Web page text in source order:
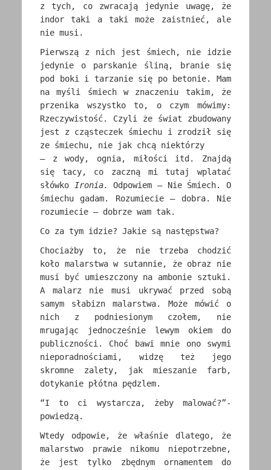
z tych, co zwracają jedynie uwagę, że
indor taki a taki może zaistnieć, ale
nie musi.
Pierwszą z nich jest śmiech, nie idzie
jedynie o parskanie śliną, branie się
pod boki i tarzanie się po betonie. Mam
na myśli śmiech w znaczeniu takim, że
przenika wszystko to, o czym mówimy:
Rzeczywistość. Czyli że świat zbudowany
jest z cząsteczek śmiechu i zrodził się
ze śmiechu, nie jak chcą niektórzy
– z wody, ognia, miłości itd. Znajdą
się tacy, co zaczną mi tutaj wplatać
słówko
Ironia.Odpowiem – Nie Śmiech. O
śmiechu gadam. Rozumiecie – dobra. Nie
rozumiecie – dobrze wam tak.
Co za tym idzie? Jakie są następstwa?
Chociażby to, że nie trzeba chodzić
koło malarstwa w sutannie, że obraz nie
musi być umieszczony na ambonie sztuki.
A malarz nie musi ukrywać przed sobą
samym słabizn malarstwa. Może mówić o
nich z podniesionym czołem, nie
mrugając jednocześnie lewym okiem do
publiczności. Choć bawi mnie ono swymi
nieporadnościami, widzę też jego
skromne zalety, jak mieszanie farb,
dotykanie płótna pędzlem.
“I to ci wystarcza, żeby malować?”-
powiedzą.
Wtedy odpowie, że właśnie dlatego, że
malarstwo prawie nikomu niepotrzebne,
że jest tylko zbędnym ornamentem do